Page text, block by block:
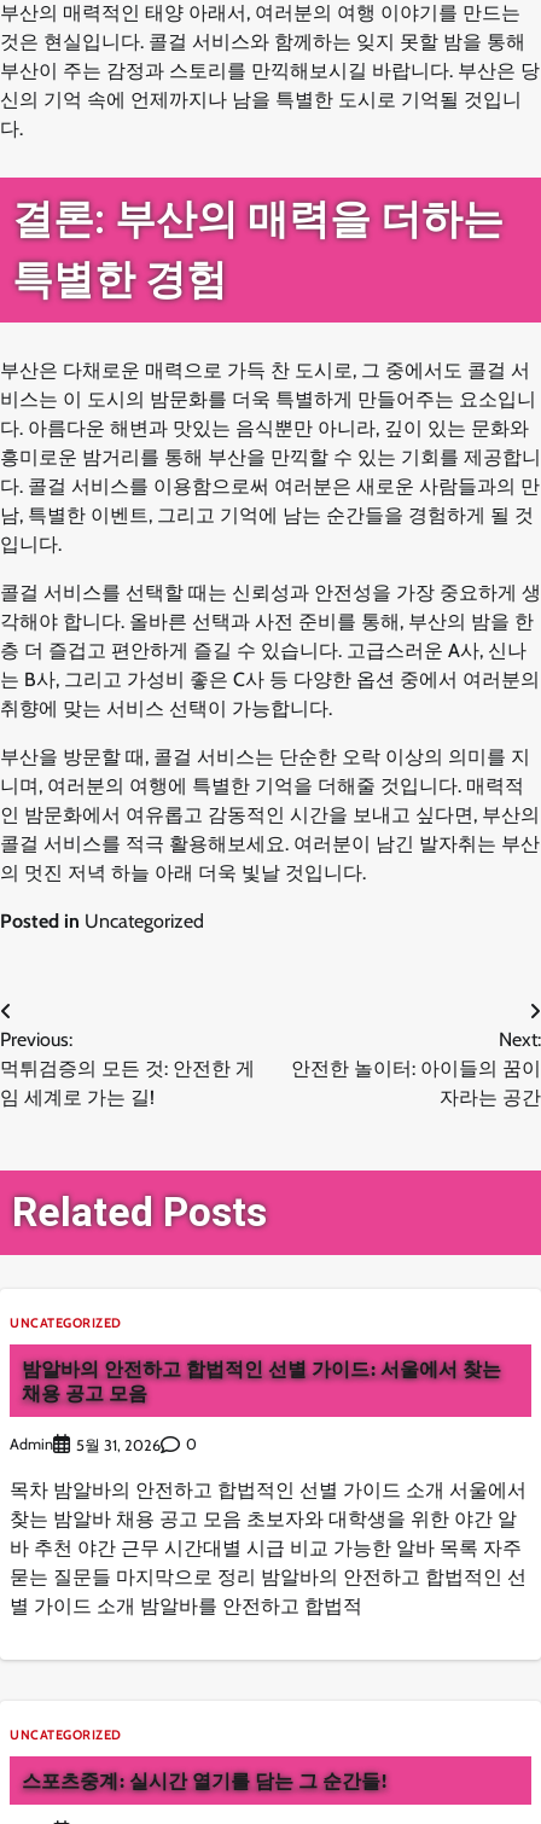
부산의 매력적인 태양 아래서, 여러분의 여행 이야기를 만드는
것은 현실입니다. 콜걸 서비스와 함께하는 잊지 못할 밤을 통해
부산이 주는 감정과 스토리를 만끽해보시길 바랍니다. 부산은 당
신의 기억 속에 언제까지나 남을 특별한 도시로 기억될 것입니
다.
결론: 부산의 매력을 더하는
특별한 경험
부산은 다채로운 매력으로 가득 찬 도시로, 그 중에서도 콜걸 서
비스는 이 도시의 밤문화를 더욱 특별하게 만들어주는 요소입니
다. 아름다운 해변과 맛있는 음식뿐만 아니라, 깊이 있는 문화와
흥미로운 밤거리를 통해 부산을 만끽할 수 있는 기회를 제공합니
다. 콜걸 서비스를 이용함으로써 여러분은 새로운 사람들과의 만
남, 특별한 이벤트, 그리고 기억에 남는 순간들을 경험하게 될 것
입니다.
콜걸 서비스를 선택할 때는 신뢰성과 안전성을 가장 중요하게 생
각해야 합니다. 올바른 선택과 사전 준비를 통해, 부산의 밤을 한
층 더 즐겁고 편안하게 즐길 수 있습니다. 고급스러운 A사, 신나
는 B사, 그리고 가성비 좋은 C사 등 다양한 옵션 중에서 여러분의
취향에 맞는 서비스 선택이 가능합니다.
부산을 방문할 때, 콜걸 서비스는 단순한 오락 이상의 의미를 지
니며, 여러분의 여행에 특별한 기억을 더해줄 것입니다. 매력적
인 밤문화에서 여유롭고 감동적인 시간을 보내고 싶다면, 부산의
콜걸 서비스를 적극 활용해보세요. 여러분이 남긴 발자취는 부산
의 멋진 저녁 하늘 아래 더욱 빛날 것입니다.
Posted in Uncategorized
글
탐
색
Previous:
먹튀검증의 모든 것: 안전한 게
임 세계로 가는 길!
Next:
안전한 놀이터: 아이들의 꿈이
자라는 공간
Related Posts
UNCATEGORIZED
밤알바의 안전하고 합법적인 선별 가이드: 서울에서 찾는
채용 공고 모음
Admin 5월 31, 2026 0
목차 밤알바의 안전하고 합법적인 선별 가이드 소개 서울에서
찾는 밤알바 채용 공고 모음 초보자와 대학생을 위한 야간 알
바 추천 야간 근무 시간대별 시급 비교 가능한 알바 목록 자주
묻는 질문들 마지막으로 정리 밤알바의 안전하고 합법적인 선
별 가이드 소개 밤알바를 안전하고 합법적
UNCATEGORIZED
스포츠중계: 실시간 열기를 담는 그 순간들!